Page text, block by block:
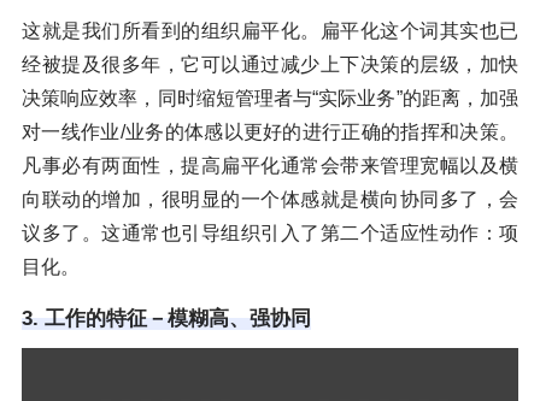
这就是我们所看到的组织扁平化。扁平化这个词其实也已
经被提及很多年，它可以通过减少上下决策的层级，加快
决策响应效率，同时缩短管理者与“实际业务”的距离，加强
对一线作业/业务的体感以更好的进行正确的指挥和决策。
凡事必有两面性，提高扁平化通常会带来管理宽幅以及横
向联动的增加，很明显的一个体感就是横向协同多了，会
议多了。这通常也引导组织引入了第二个适应性动作：项
目化。
3. 工作的特征－模糊高、强协同